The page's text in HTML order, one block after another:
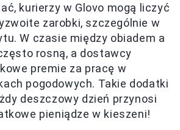
kurierzy w Glovo mogą liczyć
zarobki, szczególnie w
W czasie między obiadem a
rosną, a dostawcy
premie za pracę w
pogodowych. Takie dodatki
deszczowy dzień przynosi
pieniądze w kieszeni!